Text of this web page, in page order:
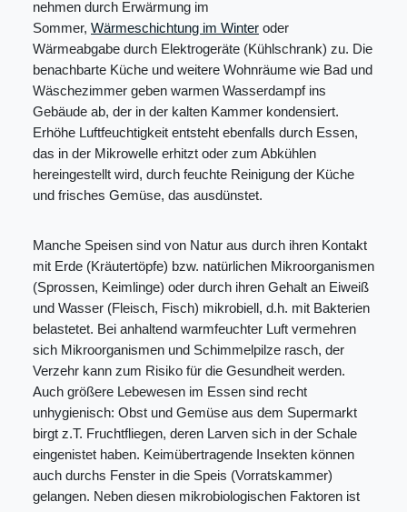
nehmen durch Erwärmung im
Sommer, Wärmeschichtung im Winter oder
Wärmeabgabe durch Elektrogeräte (Kühlschrank) zu. Die
benachbarte Küche und weitere Wohnräume wie Bad und
Wäschezimmer geben warmen Wasserdampf ins
Gebäude ab, der in der kalten Kammer kondensiert.
Erhöhe Luftfeuchtigkeit entsteht ebenfalls durch Essen,
das in der Mikrowelle erhitzt oder zum Abkühlen
hereingestellt wird, durch feuchte Reinigung der Küche
und frisches Gemüse, das ausdünstet.
Manche Speisen sind von Natur aus durch ihren Kontakt
mit Erde (Kräutertöpfe) bzw. natürlichen Mikroorganismen
(Sprossen, Keimlinge) oder durch ihren Gehalt an Eiweiß
und Wasser (Fleisch, Fisch) mikrobiell, d.h. mit Bakterien
belastetet. Bei anhaltend warmfeuchter Luft vermehren
sich Mikroorganismen und Schimmelpilze rasch, der
Verzehr kann zum Risiko für die Gesundheit werden.
Auch größere Lebewesen im Essen sind recht
unhygienisch: Obst und Gemüse aus dem Supermarkt
birgt z.T. Fruchtfliegen, deren Larven sich in der Schale
eingenistet haben. Keimübertragende Insekten können
auch durchs Fenster in die Speis (Vorratskammer)
gelangen. Neben diesen mikrobiologischen Faktoren ist